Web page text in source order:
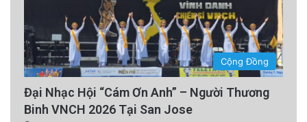
Cộng Đồng
Đại Nhạc Hội “Cám Ơn Anh” – Người Thương
Binh VNCH 2026 Tại San Jose